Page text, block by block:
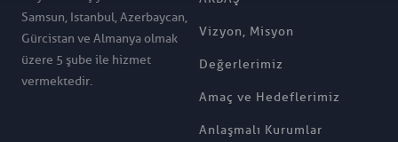
Samsun, Istanbul, Azerbaycan,
Gürcistan ve Almanya olmak
üzere 5 şube ile hizmet
vermektedir.
Vizyon, Misyon
Değerlerimiz
Amaç ve Hedeflerimiz
Anlaşmalı Kurumlar